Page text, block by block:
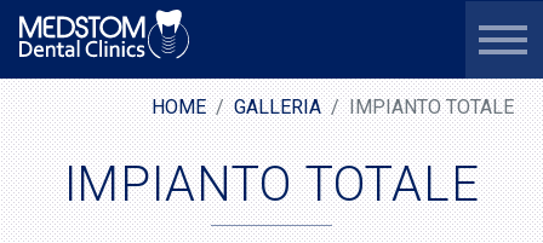
HOME GALLERIA IMPIANTO TOTALE
IMPIANTO TOTALE